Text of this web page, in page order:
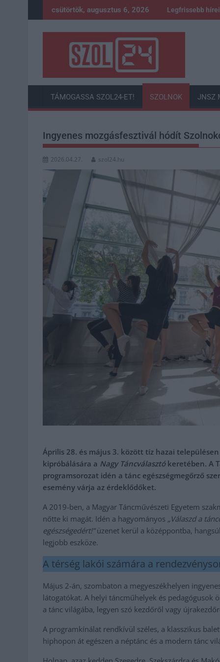
to
csütörtök, augusztus 6, 2026 Legfrissebb
TÁMOGASSA SZOL24-ET! SZOLNOK JNSZ
Ingyenes mozgásfesztivál hódít
2026.04.27. szol24.hu
Április 28. és május 3. között tíz hazai
kipróbálására a Nagy Táncválasztókeretében. A
programsorozat idén a tánc egészségmegőrző
esemény várja az érdeklődőket.
A 2019-ben, a Magyar Táncművészeti Egyetem
nőtte ki magát. Idén a hagyományos „Válaszd a
egészségedért!”üzenet kerül a középpontba,
legjobb eszköze.
A térség lakói számára a
Május 2-án, szombaton a megyeszékhelyen
látogatókat. A helyi táncműhelyek és pedagógusok
a tánc világába, legyen szó kezdőről vagy
A programkínálat rendkívül széles, a klasszikus
hiphopon át egészen a néptánc és a modern tánc